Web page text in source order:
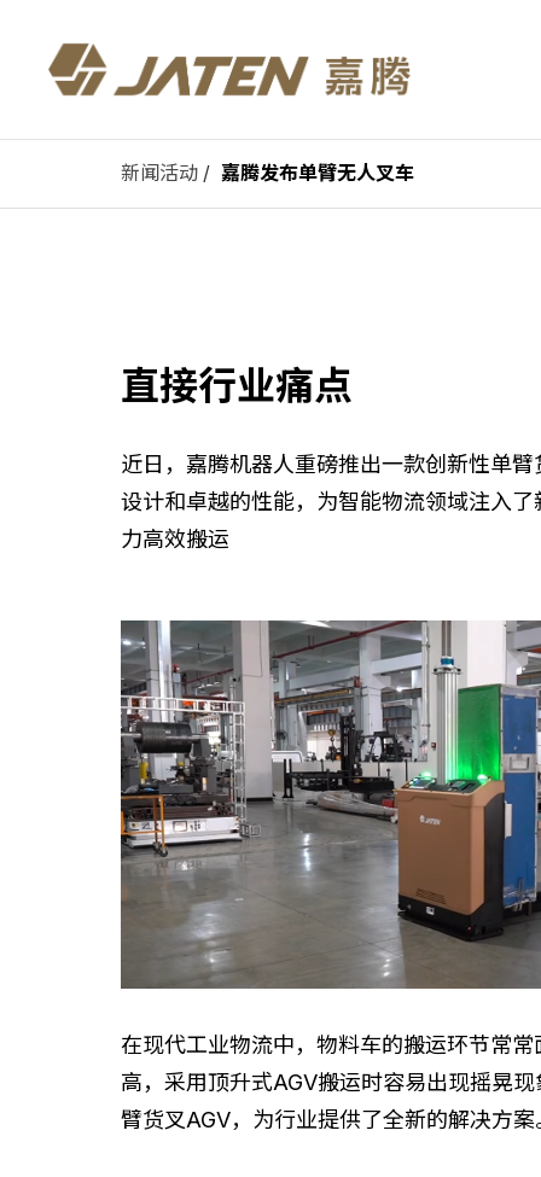
新闻活动 / 嘉腾发布单臂无人叉车
直接行业痛点
近日，嘉腾机器人重磅推出一款创新性单
设计和卓越的性能，为智能物流领域注入
力高效搬运
在现代工业物流中，物料车的搬运环节常
高，采用顶升式AGV搬运时容易出现摇晃
臂货叉AGV，为行业提供了全新的解决方案